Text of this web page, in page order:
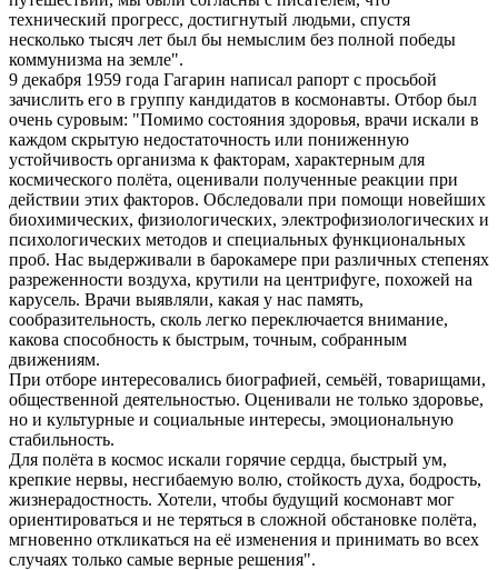
технический прогресс, достигнутый людьми, спустя
несколько тысяч лет был бы немыслим без полной победы
коммунизма на земле".
9 декабря 1959 года Гагарин написал рапорт с просьбой
зачислить его в группу кандидатов в космонавты. Отбор был
очень суровым: "Помимо состояния здоровья, врачи искали в
каждом скрытую недостаточность или пониженную
устойчивость организма к факторам, характерным для
космического полёта, оценивали полученные реакции при
действии этих факторов. Обследовали при помощи новейших
биохимических, физиологических, электрофизиологических и
психологических методов и специальных функциональных
проб. Нас выдерживали в барокамере при различных степенях
разреженности воздуха, крутили на центрифуге, похожей на
карусель. Врачи выявляли, какая у нас память,
сообразительность, сколь легко переключается внимание,
какова способность к быстрым, точным, собранным
движениям.
При отборе интересовались биографией, семьёй, товарищами,
общественной деятельностью. Оценивали не только здоровье,
но и культурные и социальные интересы, эмоциональную
стабильность.
Для полёта в космос искали горячие сердца, быстрый ум,
крепкие нервы, несгибаемую волю, стойкость духа, бодрость,
жизнерадостность. Хотели, чтобы будущий космонавт мог
ориентироваться и не теряться в сложной обстановке полёта,
мгновенно откликаться на её изменения и принимать во всех
случаях только самые верные решения".